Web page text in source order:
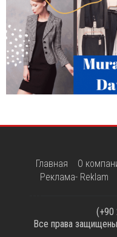
Главная О
Реклама- Reklam
(+90
Все права